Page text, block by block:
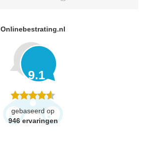
Onlinebestrating.nl
9.1
gebaseerd op
946 ervaringen